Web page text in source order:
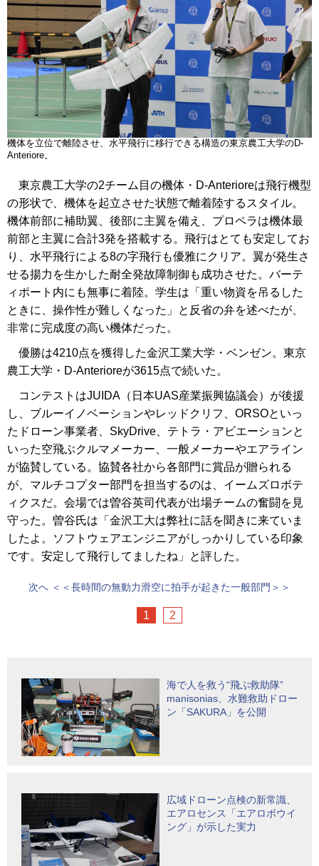
機体を立位で離陸させ、水平飛行に移行できる構造の東京農工大学のD-
Anteriore。
東京農工大学の2チーム目の機体・D-Anterioreは飛行機型
の形状で、機体を起立させた状態で離着陸するスタイル。
機体前部に補助翼、後部に主翼を備え、プロペラは機体最
前部と主翼に合計3発を搭載する。飛行はとても安定してお
り、水平飛行による8の字飛行も優雅にクリア。翼が発生さ
せる揚力を生かした耐全発故障制御も成功させた。バーテ
ィポート内にも無事に着陸。学生は「重い物資を吊るした
ときに、操作性が難しくなった」と反省の弁を述べたが、
非常に完成度の高い機体だった。
優勝は4210点を獲得した金沢工業大学・ベンゼン。東京
農工大学・D-Anterioreが3615点で続いた。
コンテストはJUIDA（日本UAS産業振興協議会）が後援
し、ブルーイノベーションやレッドクリフ、ORSOといっ
たドローン事業者、SkyDrive、テトラ・アビエーションと
いった空飛ぶクルマメーカー、一般メーカーやエアライン
が協賛している。協賛各社から各部門に賞品が贈られる
が、マルチコプター部門を担当するのは、イームズロボテ
ィクスだ。会場では曽谷英司代表が出場チームの奮闘を見
守った。曽谷氏は「金沢工大は弊社に話を聞きに来ていま
したよ。ソフトウェアエンジニアがしっかりしている印象
です。安定して飛行してましたね」と評した。
次へ ＜＜長時間の無動力滑空に拍手が起きた一般部門＞＞
1 2
海で人を救う“飛ぶ救助隊”
manisonias、水難救助ドロー
ン「SAKURA」を公開
広域ドローン点検の新常識、
エアロセンス「エアロボウイ
ング」が示した実力